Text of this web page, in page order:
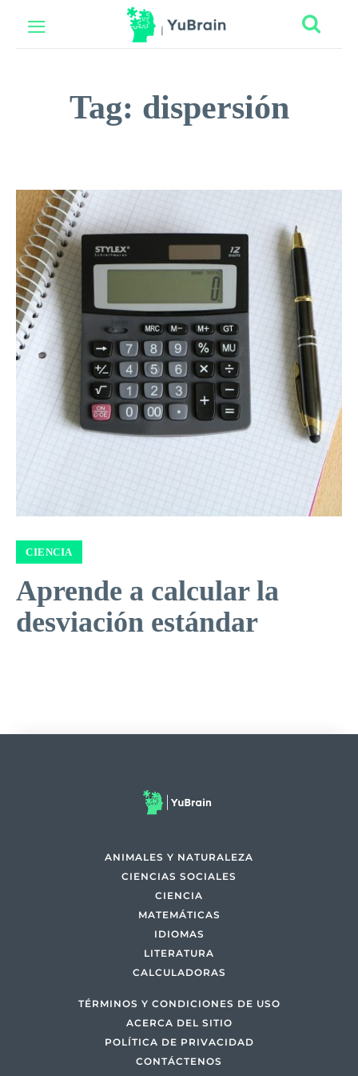
Tag: dispersión
CIENCIA
Aprende a calcular la
desviación estándar
ANIMALES Y NATURALEZA
CIENCIAS SOCIALES
CIENCIA
MATEMÁTICAS
IDIOMAS
LITERATURA
CALCULADORAS
TÉRMINOS Y CONDICIONES DE USO
ACERCA DEL SITIO
POLÍTICA DE PRIVACIDAD
CONTÁCTENOS